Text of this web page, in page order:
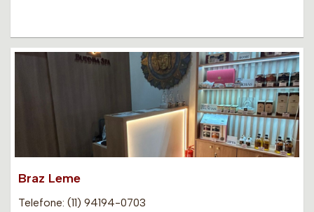
Braz Leme
Telefone: (11) 94194-0703